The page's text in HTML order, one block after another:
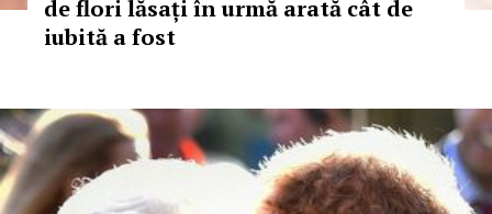
de flori lăsați în urmă arată cât de
iubită a fost